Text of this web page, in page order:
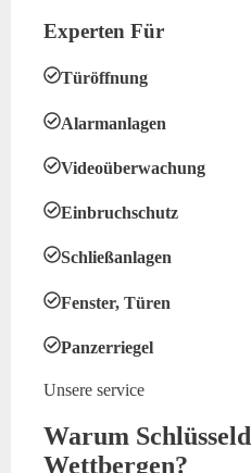
Experten Für
Türöffnung
Alarmanlagen
Videoüberwachung
Einbruchschutz
Schließanlagen
Fenster, Türen
Panzerriegel
Unsere service
Warum
Wettbergen?